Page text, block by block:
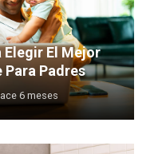
Elegir El Mejor
Para Padres
6 meses